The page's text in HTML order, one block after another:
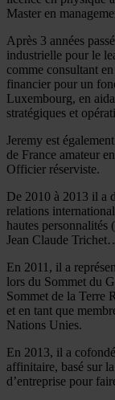
Master en
Après 3 années
industrielle pour le
comme consultant
financier pour un
Luxembourg, en
stratégiques et
Jeremy est
de France amateur
Officier réserviste.
De 2010 à 2013 il a
relations
hautes
Jean Claude
En 2011, il a
lors du Sommet du
Sommet de la Terre
et en tant que
Nations Unies.
En 2013, il a
affinitaire, basé sur
d’entreprise pour